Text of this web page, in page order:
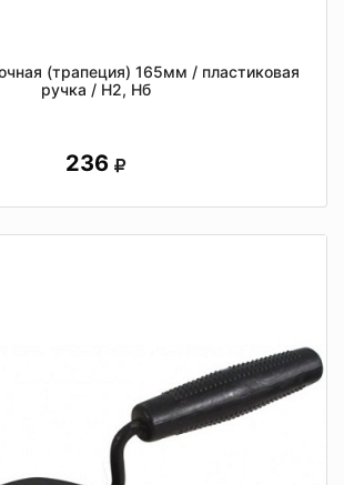
(трапеция) 165мм / пластиковая
ручка / Н2, Нб
236